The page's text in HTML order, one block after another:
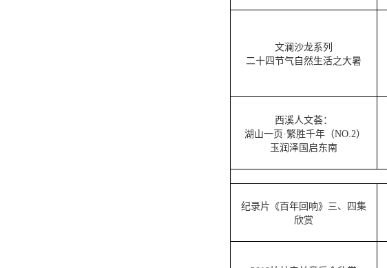
文澜沙龙系列
二十四节气自然生活之大暑
西溪人文荟：
湖山一页·繁胜千年（NO.2）
玉润泽国启东南
纪录片《百年回响》三、四集
欣赏